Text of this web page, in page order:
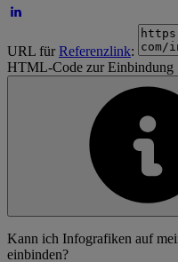
URL fürReferenzlink:
HTML-Code zur Einbindung
Kann ich Infografiken auf
einbinden?